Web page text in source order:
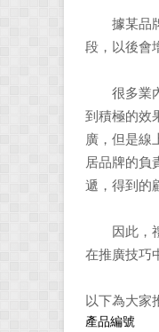
據某品牌
段，以後會
很多業內
到積極的效
廣，但是線
居品牌的負
遞，得到的
因此，禮
在推廣技巧
以下為大家
產品編號